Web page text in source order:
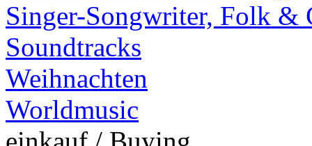
Singer-Songwriter, Folk &
Soundtracks
Weihnachten
Worldmusic